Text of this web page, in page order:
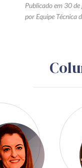
Publicado em 30
por Equipe Técnica